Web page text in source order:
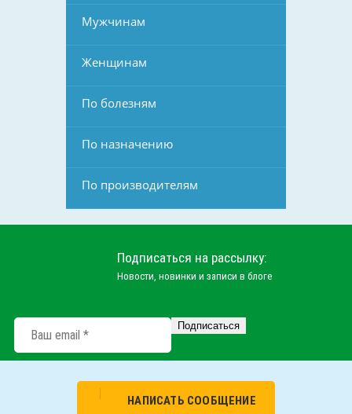
Мужчинам
Женщинам
По болезням
По назначению
По производителям
Подписаться на рассылку:
Новости, новинки и записи в блоге
НАПИСАТЬ СООБЩЕНИЕ